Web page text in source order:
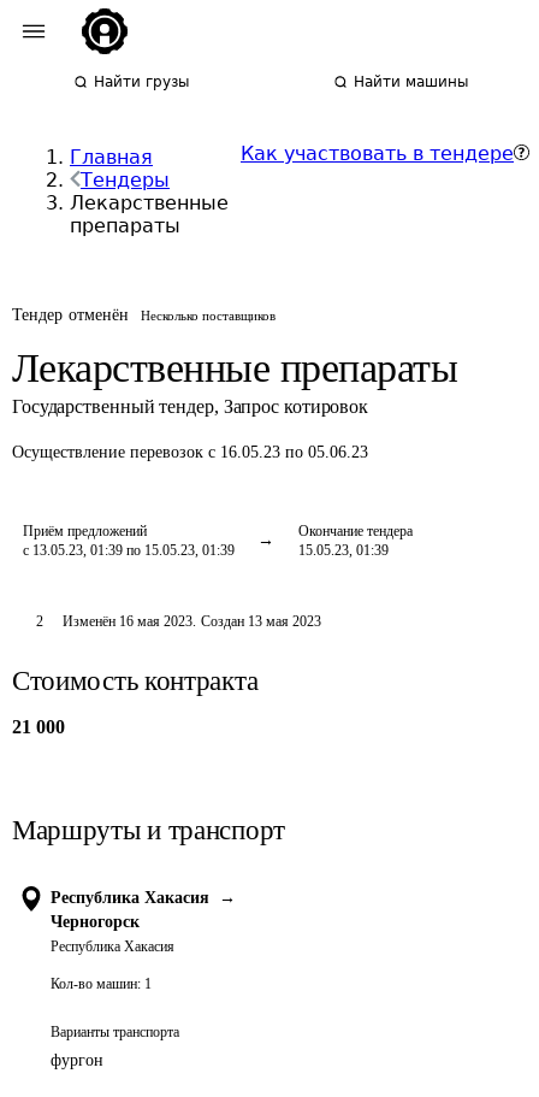
Найти грузы Найти машины
Главная
Тендеры
Лекарственные
препараты
Как участвовать в тендере
Тендер отменён Несколько поставщиков
Лекарственные препараты
Государственный тендер, Запрос котировок
Осуществление перевозок с 16.05.23 по 05.06.23
Приём предложений
с 13.05.23, 01:39 по 15.05.23, 01:39
Окончание тендера
15.05.23, 01:39
2 Изменён 16 мая 2023. Создан 13 мая 2023
Стоимость контракта
21 000
Маршруты и транспорт
Республика Хакасия
→
Черногорск
Республика Хакасия
Кол-во машин: 1
Варианты транспорта
фургон